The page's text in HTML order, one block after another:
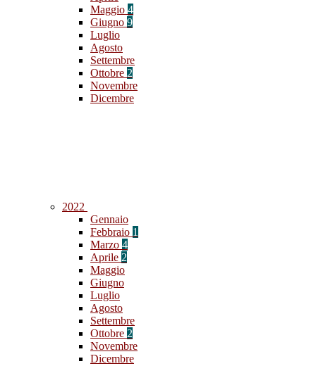
Maggio 4
Giugno 9
Luglio
Agosto
Settembre
Ottobre 2
Novembre
Dicembre
2022
Gennaio
Febbraio 1
Marzo 4
Aprile 2
Maggio
Giugno
Luglio
Agosto
Settembre
Ottobre 2
Novembre
Dicembre